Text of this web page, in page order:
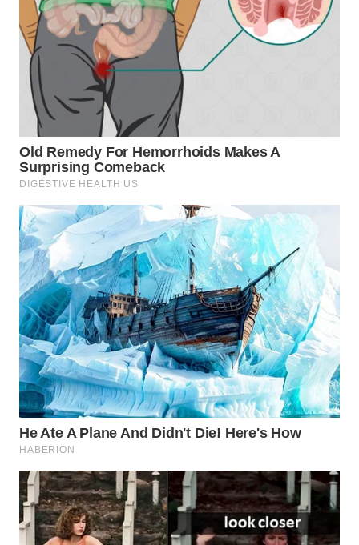
UTARA
SAMOSIR
WN
PADANG
LAWAS
WN
SUMEDANG
WN
CIANJUR
WN
KEPULAUAN
SERIBU
WN
TANGERANG
WN
BINJAI
WN
CIREBON